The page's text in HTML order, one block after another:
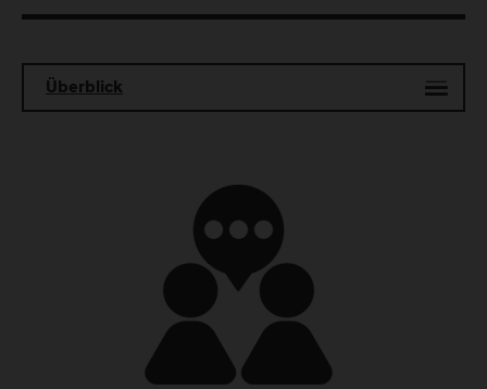
Überblick